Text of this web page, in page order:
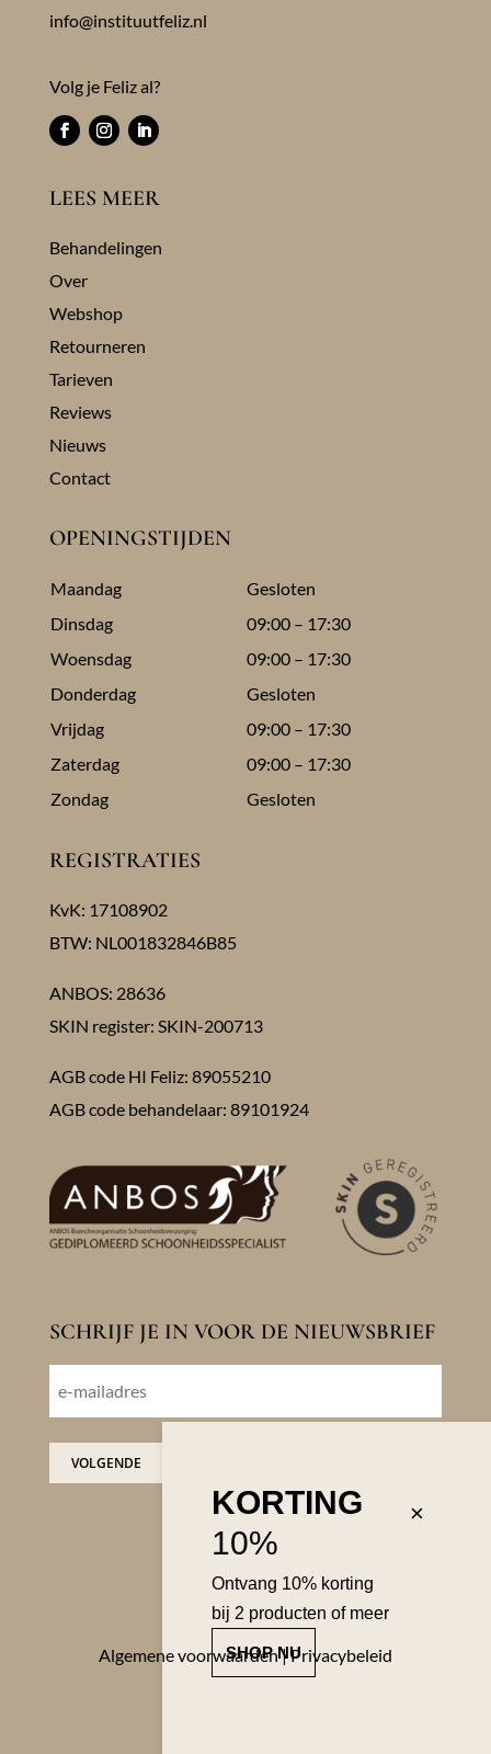
info@instituutfeliz.nl
Volg je Feliz al?
LEES MEER
Behandelingen
Over
Webshop
Retourneren
Tarieven
Reviews
Nieuws
Contact
OPENINGSTIJDEN
Maandag
Gesloten
Dinsdag
09:00 – 17:30
Woensdag
09:00 – 17:30
Donderdag
Gesloten
Vrijdag
09:00 – 17:30
Zaterdag
09:00 – 17:30
Zondag
Gesloten
REGISTRATIES
KvK: 17108902
BTW: NL001832846B85
ANBOS: 28636
SKIN register: SKIN-200713
AGB code HI Feliz: 89055210
AGB code behandelaar: 89101924
SCHRIJF JE IN VOOR DE NIEUWSBRIEF
VOLGENDE
×
KORTING
10%
Ontvang 10% korting
bij 2 producten of meer
SHOP NU
Algemene voorwaarden|Privacybeleid